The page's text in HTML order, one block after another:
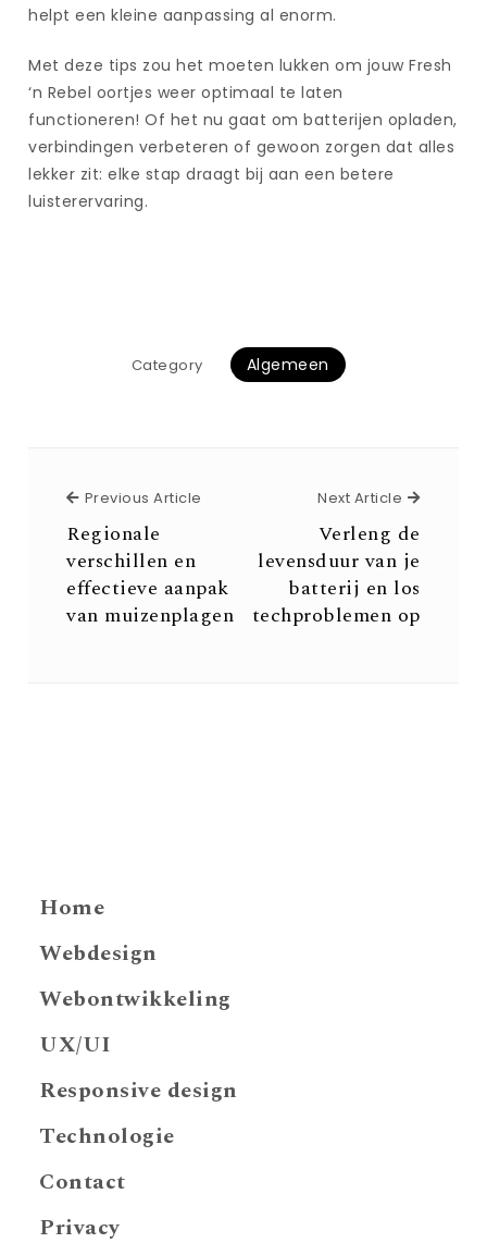
helpt een kleine aanpassing al enorm.
Met deze tips zou het moeten lukken om jouw Fresh
‘n Rebel oortjes weer optimaal te laten
functioneren! Of het nu gaat om batterijen opladen,
verbindingen verbeteren of gewoon zorgen dat alles
lekker zit: elke stap draagt bij aan een betere
luisterervaring.
Category Algemeen
Previous Article Previous Article
Regionale
verschillen en
effectieve aanpak
van muizenplagen
Next Article Next
Verleng de
levensduur van je
batterij en los
techproblemen op
Home
Webdesign
Webontwikkeling
UX/UI
Responsive design
Technologie
Contact
Privacy